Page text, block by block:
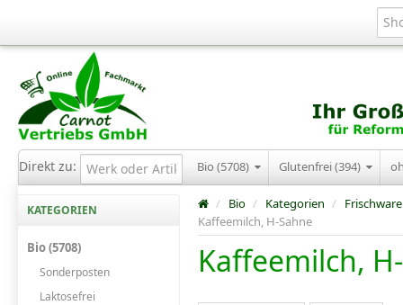
Direkt zu: Bio (5708) Glutenfrei (394)
KATEGORIEN
Bio (5708)
Sonderposten
Laktosefrei
/ Bio / Kategorien / Frischware
Kaffeemilch, H-Sahne
Kaffeemilch,